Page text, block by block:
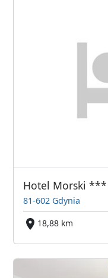
Hotel Morski ***
81-602 Gdynia
18,88 km